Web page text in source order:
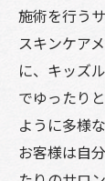
施術を行う
スキンケア
に、キッズ
でゆったり
ように多様
お客様は自